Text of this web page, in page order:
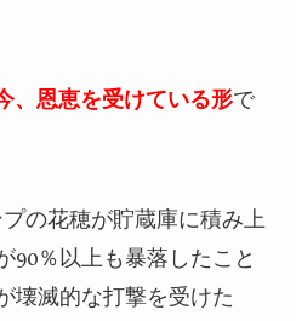
、恩恵を受けている形で
の花穂が貯蔵庫に積み上
90％以上も暴落したこと
壊滅的な打撃を受けた